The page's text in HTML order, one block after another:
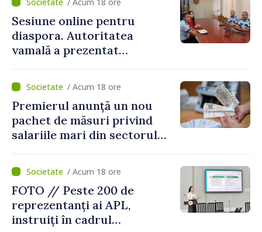
/ Acum 18 ore
Sesiune online pentru
diaspora. Autoritatea
vamală a prezentat
revenirea în țară
/ Acum 18 ore
Premierul anunță un nou
pachet de măsuri privind
salariile mari din sectorul
/ Acum 18 ore
FOTO // Peste 200 de
reprezentanți ai APL,
instruiți în cadrul